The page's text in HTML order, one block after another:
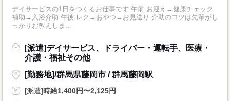
デイサービスの1日をつくるお仕事です 午前:お迎え→健康チェック
補助→入浴介助 午後:レク→おやつ→お見送り 介助のコツは先輩がし
っかりお教えしま...
[派遣]デイサービス、ドライバー・運転手、医療・
介護・福祉その他
[勤務地]/群馬県藤岡市 / 群馬藤岡駅
[派遣]時給1,400円〜2,125円